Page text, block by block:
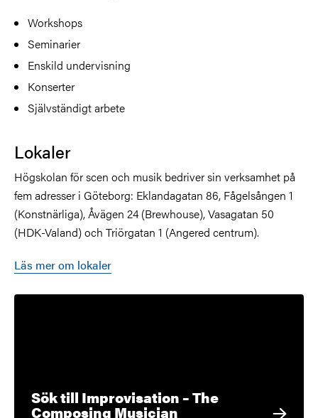
Workshops
Seminarier
Enskild undervisning
Konserter
Självständigt arbete
Lokaler
Högskolan för scen och musik bedriver sin verksamhet på
fem adresser i Göteborg: Eklandagatan 86, Fågelsången 1
(Konstnärliga), Åvägen 24 (Brewhouse), Vasagatan 50
(HDK-Valand) och Triörgatan 1 (Angered centrum).
Läs mer om lokaler
Sök till Improvisation – The
Composing Musician